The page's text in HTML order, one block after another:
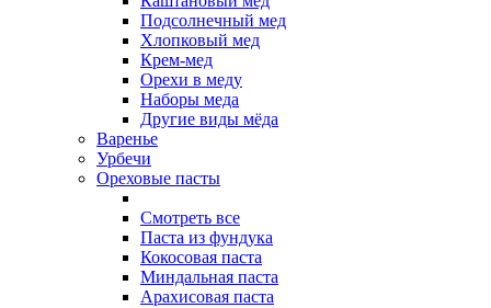
Подсолнечный мед
Хлопковый мед
Крем-мед
Орехи в меду
Наборы меда
Другие виды мёда
Варенье
Урбечи
Ореховые пасты
Смотреть все
Паста из фундука
Кокосовая паста
Миндальная паста
Арахисовая паста